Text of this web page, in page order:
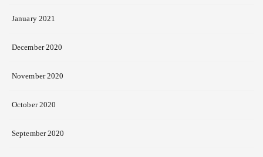
January 2021
December 2020
November 2020
October 2020
September 2020